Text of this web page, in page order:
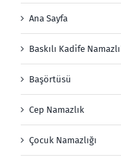
Ana Sayfa
Baskılı Kadife
Başörtüsü
Cep Namazlık
Çocuk Namazlığı